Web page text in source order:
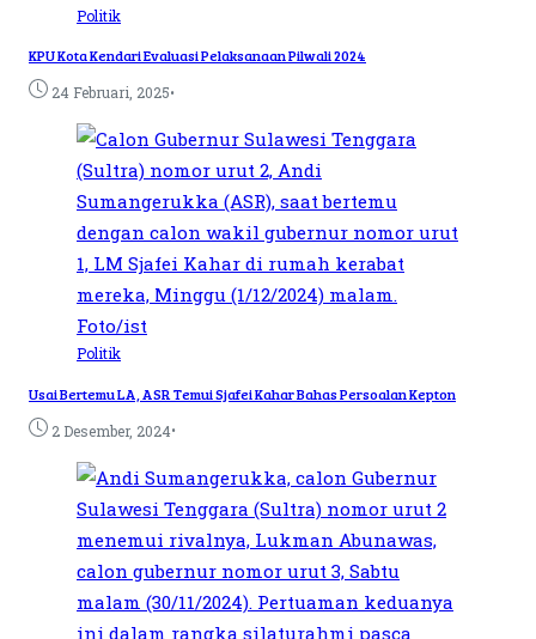
Politik
KPU Kota Kendari Evaluasi Pelaksanaan Pilwali 2024
24 Februari, 2025•
Politik
Usai Bertemu LA, ASR Temui Sjafei Kahar Bahas Persoalan Kepton
2 Desember, 2024•